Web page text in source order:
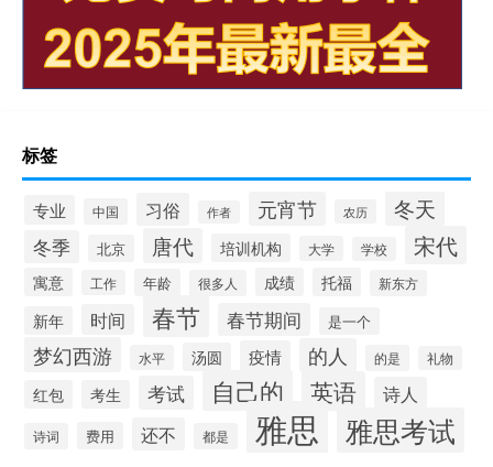
标签
专业 中国 习俗 作者 元宵节 农历 冬天
冬季 北京 唐代 培训机构 大学 学校 宋代
寓意 工作 年龄 很多人 成绩 托福 新东方
新年 时间 春节 春节期间 是一个
梦幻西游 水平 汤圆 疫情 的人 的是 礼物
红包 考生 考试 自己的 英语 诗人
诗词 费用 还不 都是 雅思 雅思考试